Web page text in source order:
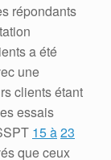
répondants
a été
une
clients étant
essais
15 à23
que ceux